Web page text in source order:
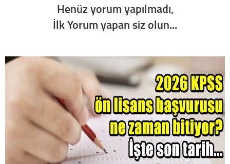
Henüz yorum yapılmadı,
İlk Yorum yapan siz olun...